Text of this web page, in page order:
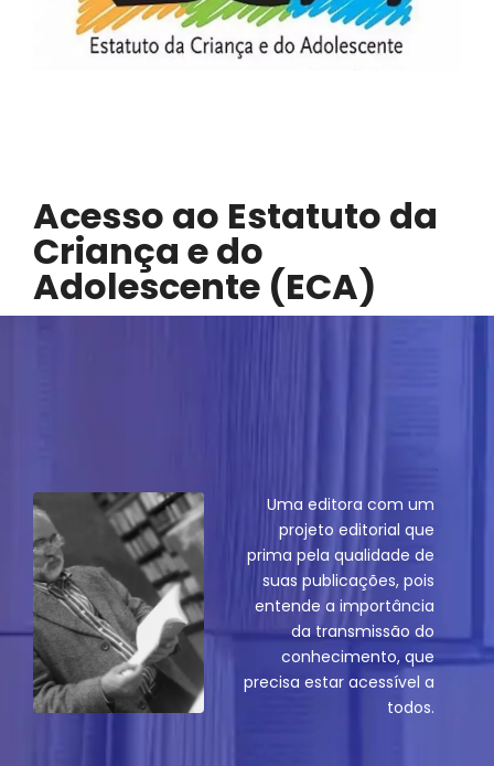
Acesso ao Estatuto da
Criança e do
Adolescente (ECA)
Uma editora com um
projeto editorial que
prima pela qualidade de
suas publicações, pois
entende a importância
da transmissão do
conhecimento, que
precisa estar acessível a
todos.